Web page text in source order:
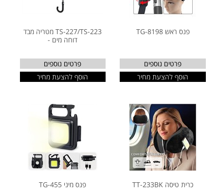
פנס ראש TG-8198
פרטים נוספים
הוסף להצעת מחיר
TS-227/TS-223 מטריה מבד
דוחה מים -
פרטים נוספים
הוסף להצעת מחיר
כרית טיסה TT-233BK פנס מיני TG-455